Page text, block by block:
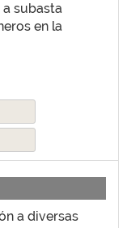
a subasta
en la
a diversas